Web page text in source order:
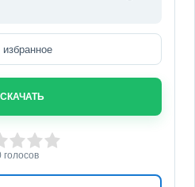
избранное
СКАЧАТЬ
5
голосов